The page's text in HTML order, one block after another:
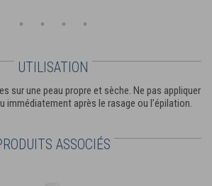
UTILISATION
sur une peau propre et sèche. Ne pas appliquer
immédiatement après le rasage ou l’épilation.
ASSOCIÉS